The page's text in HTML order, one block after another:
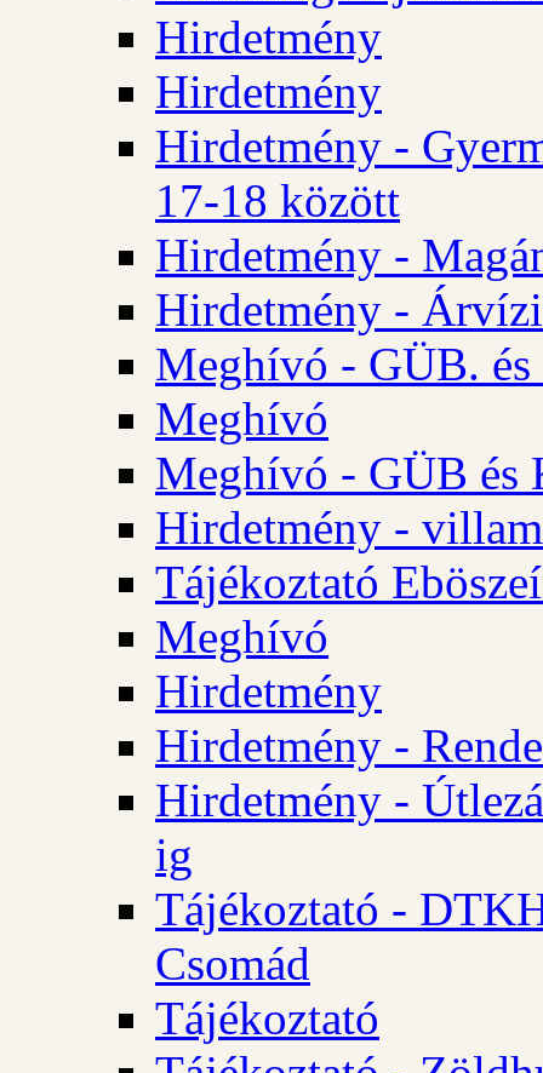
Hirdetmény
Hirdetmény
Hirdetmény -
17-18 között
Hirdetmény -
Hirdetmény -
Meghívó - GÜB.
Meghívó
Meghívó - GÜB és
Hirdetmény -
Tájékoztató
Meghívó
Hirdetmény
Hirdetmény -
Hirdetmény -
ig
Tájékoztató -
Csomád
Tájékoztató